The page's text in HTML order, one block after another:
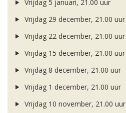
Vrijdag 5 januari, 21.00 uur
Vrijdag 29 december, 21.00 uur
Vrijdag 22 december, 21.00 uur
Vrijdag 15 december, 21.00 uur
Vrijdag 8 december, 21.00 uur
Vrijdag 1 december, 21.00 uur
Vrijdag 10 november, 21.00 uur